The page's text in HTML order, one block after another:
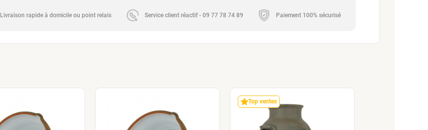
Livraison rapide à domicile ou point relais Service client réactif - 09 77 78 74 89 Paiement 100% sécurisé
Top ventes